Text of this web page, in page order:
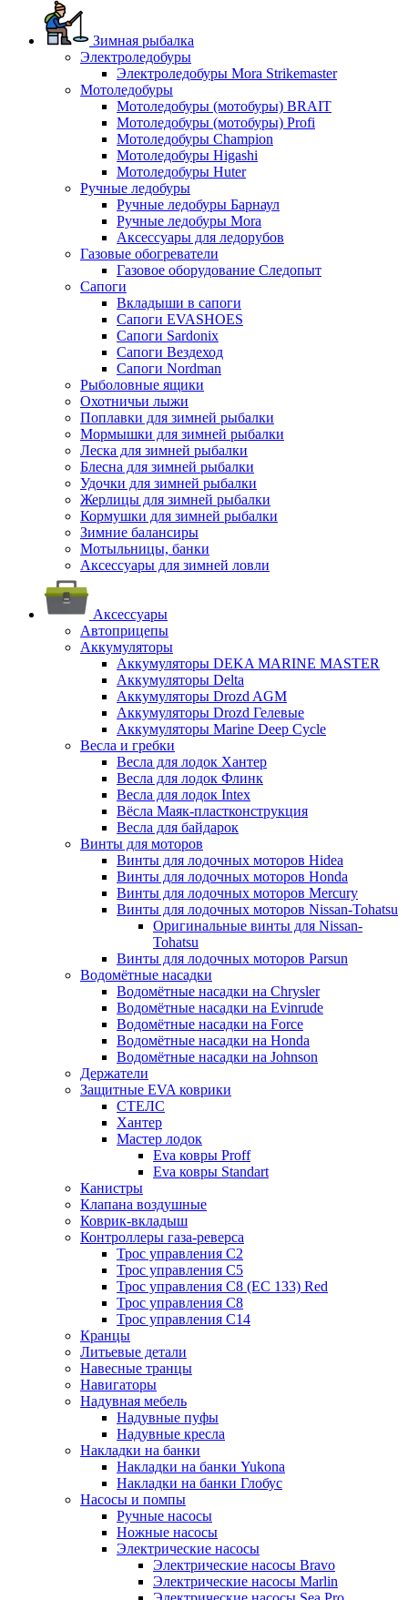
Зимная рыбалка
Электроледобуры
Электроледобуры Mora Strikemaster
Мотоледобуры
Мотоледобуры (мотобуры) BRAIT
Мотоледобуры (мотобуры) Profi
Мотоледобуры Champion
Мотоледобуры Higashi
Мотоледобуры Huter
Ручные ледобуры
Ручные ледобуры Барнаул
Ручные ледобуры Mora
Аксессуары для ледорубов
Газовые обогреватели
Газовое оборудование Следопыт
Сапоги
Вкладыши в сапоги
Сапоги EVASHOES
Сапоги Sardonix
Сапоги Вездеход
Сапоги Nordman
Рыболовные ящики
Охотничьи лыжи
Поплавки для зимней рыбалки
Мормышки для зимней рыбалки
Леска для зимней рыбалки
Блесна для зимней рыбалки
Удочки для зимней рыбалки
Жерлицы для зимней рыбалки
Кормушки для зимней рыбалки
Зимние балансиры
Мотыльницы, банки
Аксессуары для зимней ловли
Аксессуары
Автоприцепы
Аккумуляторы
Аккумуляторы DEKA MARINE MASTER
Аккумуляторы Delta
Аккумуляторы Drozd AGM
Аккумуляторы Drozd Гелевые
Аккумуляторы Marine Deep Cycle
Весла и гребки
Весла для лодок Хантер
Весла для лодок Флинк
Весла для лодок Intex
Вёсла Маяк-пластконструкция
Весла для байдарок
Винты для моторов
Винты для лодочных моторов Hidea
Винты для лодочных моторов Honda
Винты для лодочных моторов Mercury
Винты для лодочных моторов Nissan-Tohatsu
Оригинальные винты для Nissan-
Tohatsu
Винты для лодочных моторов Parsun
Водомётные насадки
Водомётные насадки на Chrysler
Водомётные насадки на Evinrude
Водомётные насадки на Force
Водомётные насадки на Honda
Водомётные насадки на Johnson
Держатели
Защитные EVA коврики
СТЕЛС
Хантер
Мастер лодок
Eva ковры Proff
Eva ковры Standart
Канистры
Клапана воздушные
Коврик-вкладыш
Контроллеры газа-реверса
Трос управления C2
Трос управления C5
Трос управления C8 (ЕС 133) Red
Трос управления C8
Трос управления C14
Кранцы
Литьевые детали
Навесные транцы
Навигаторы
Надувная мебель
Надувные пуфы
Надувные кресла
Накладки на банки
Накладки на банки Yukona
Накладки на банки Глобус
Насосы и помпы
Ручные насосы
Ножные насосы
Электрические насосы
Электрические насосы Bravo
Электрические насосы Marlin